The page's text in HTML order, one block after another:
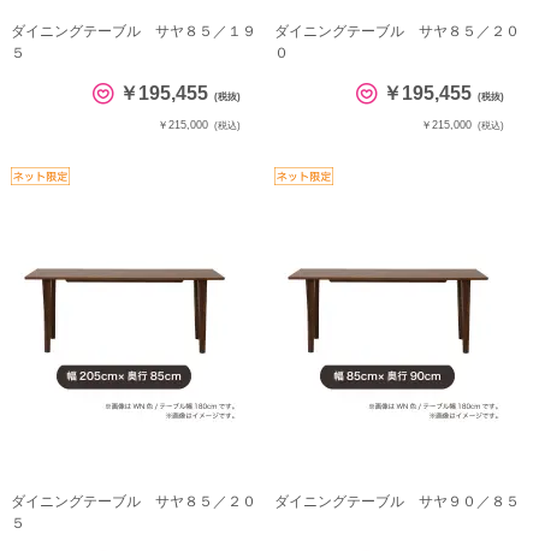
ダイニングテーブル サヤ８５／１９
５
￥195,455 (税抜)
￥215,000 (税込)
ダイニングテーブル サヤ８５／２０
０
￥195,455 (税抜)
￥215,000 (税込)
ダイニングテーブル サヤ８５／２０
５
ダイニングテーブル サヤ９０／８５